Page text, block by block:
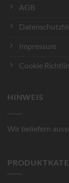
AGB
Impressum
Cookie
HINWEIS
Wir beliefern